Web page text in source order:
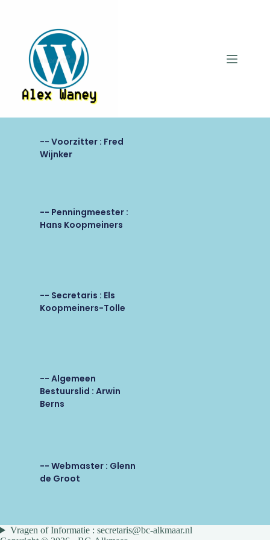
-- Voorzitter : Fred
Wijnker
-- Penningmeester :
Hans Koopmeiners
-- Secretaris : Els
Koopmeiners-Tolle
-- Algemeen
Bestuurslid : Arwin
Berns
-- Webmaster : Glenn
de Groot
Vragen of Informatie : secretaris@bc-alkmaar.nl